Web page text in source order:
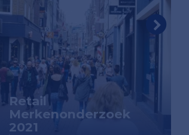
Retail
Merkenonderzoek
2021